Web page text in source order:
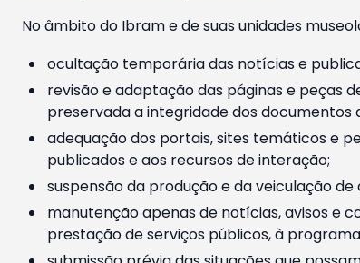
No âmbito do Ibram e de suas unidades
ocultação temporária das notícias e
revisão e adaptação das páginas e peças
preservada a integridade dos
adequação dos portais, sites temáticos e
publicados e aos recursos de interação;
suspensão da produção e da veiculação
manutenção apenas de notícias, avisos e
prestação de serviços públicos, à